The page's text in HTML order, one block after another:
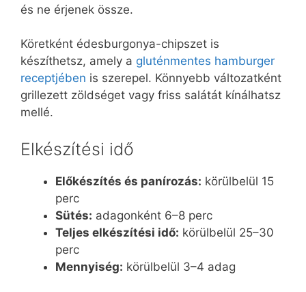
és ne érjenek össze.
Köretként édesburgonya-chipszet is
készíthetsz, amely a gluténmentes hamburger
receptjében is szerepel. Könnyebb változatként
grillezett zöldséget vagy friss salátát kínálhatsz
mellé.
Elkészítési idő
Előkészítés és panírozás: körülbelül 15
perc
Sütés: adagonként 6–8 perc
Teljes elkészítési idő: körülbelül 25–30
perc
Mennyiség: körülbelül 3–4 adag